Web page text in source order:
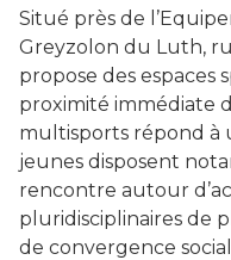
Situé près de
Greyzolon du Luth,
propose des espaces
proximité immédiate
multisports répond à
jeunes disposent
rencontre autour
pluridisciplinaires de
de convergence